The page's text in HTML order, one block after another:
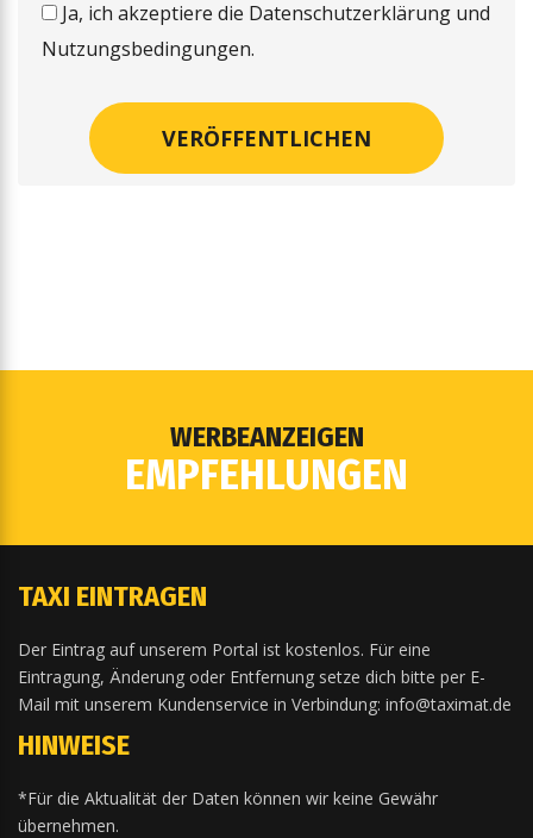
Ja, ich akzeptiere die Datenschutzerklärung und
Nutzungsbedingungen.
WERBEANZEIGEN
EMPFEHLUNGEN
TAXI EINTRAGEN
Der Eintrag auf unserem Portal ist kostenlos. Für eine
Eintragung, Änderung oder Entfernung setze dich bitte per E-
Mail mit unserem Kundenservice in Verbindung: info@taximat.de
HINWEISE
*Für die Aktualität der Daten können wir keine Gewähr
übernehmen.